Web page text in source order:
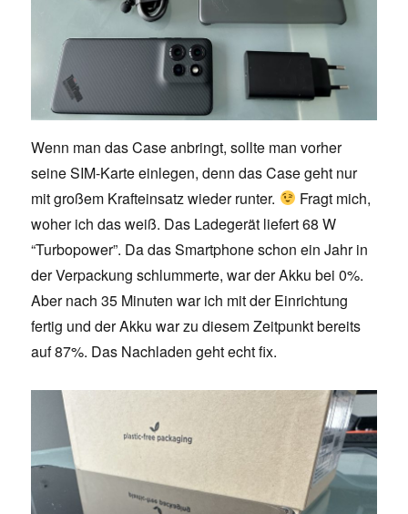
Wenn man das Case anbringt, sollte man vorher
seine SIM-Karte einlegen, denn das Case geht nur
mit großem Krafteinsatz wieder runter.
Fragt mich,
woher ich das weiß. Das Ladegerät liefert 68 W
“Turbopower”. Da das Smartphone schon ein Jahr in
der Verpackung schlummerte, war der Akku bei 0%.
Aber nach 35 Minuten war ich mit der Einrichtung
fertig und der Akku war zu diesem Zeitpunkt bereits
auf 87%. Das Nachladen geht echt fix.